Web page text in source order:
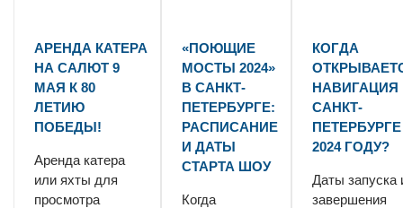
АРЕНДА КАТЕРА
НА САЛЮТ 9
МАЯ К 80
ЛЕТИЮ
ПОБЕДЫ!
Аренда катера
или яхты для
просмотра
«ПОЮЩИЕ
МОСТЫ 2024»
В САНКТ-
ПЕТЕРБУРГЕ:
РАСПИСАНИЕ
И ДАТЫ
СТАРТА ШОУ
Когда
КОГДА
НАВИГАЦИЯ
САНКТ-
2024 ГОДУ?
Даты запуска
завершения